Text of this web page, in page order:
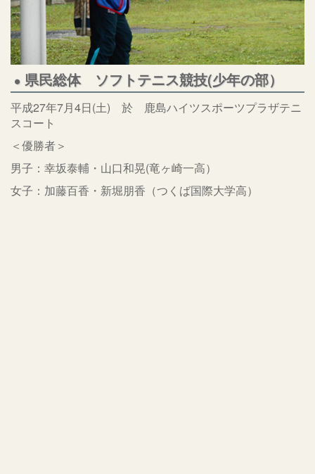
県民総体 ソフトテニス競技(少年の部）
平成27年7月4日(土) 於 鹿島ハイツスポーツプラザテニ
スコート
＜優勝者＞
男子：幸坂泰輔・山口和晃(竜ヶ崎一高）
女子：加藤百香・新堀朋香（つくば国際大学高）